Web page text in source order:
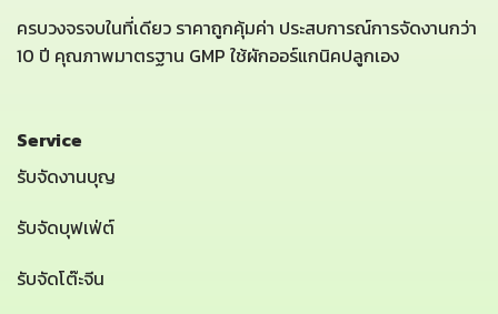
ครบวงจรจบในที่เดียว ราคาถูกคุ้มค่า ประสบการณ์การจัดงานกว่า
10 ปี คุณภาพมาตรฐาน GMP ใช้ผักออร์แกนิคปลูกเอง
Service
รับจัดงานบุญ
รับจัดบุฟเฟ่ต์
รับจัดโต๊ะจีน